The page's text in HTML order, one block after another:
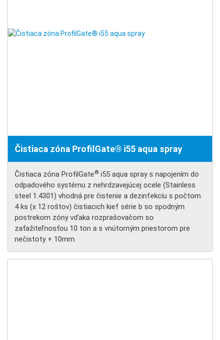
Čistiaca zóna ProfilGate® i55 aqua spray
Čistiaca zóna ProfilGate® i55 aqua spray s napojením do
odpadového systému z nehrdzavejúcej ocele (Stainless
steel 1.4301) vhodná pre čistenie a dezinfekciu s počtom
4 ks (x 12 roštov) čistiacich kief série b so spodným
postrekom zóny vďaka rozprašovačom so
zaťažiteľnosťou 10 ton a s vnútorným priestorom pre
nečistoty + 10mm.